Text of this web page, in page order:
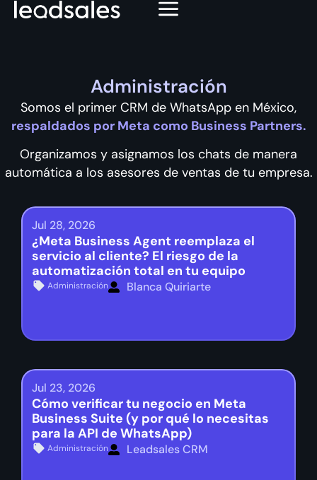
Administración
Somos el primer CRM de WhatsApp en México,
respaldados por Meta como Business Partners.
Organizamos y asignamos los chats de manera
automática a los asesores de ventas de tu empresa.
Jul 28, 2026
¿Meta Business Agent reemplaza el
servicio al cliente? El riesgo de la
automatización total en tu equipo
Administración Blanca Quiriarte
Jul 23, 2026
Cómo verificar tu negocio en Meta
Business Suite (y por qué lo necesitas
para la API de WhatsApp)
Administración Leadsales CRM